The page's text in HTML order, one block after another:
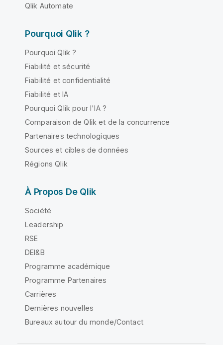
Qlik Automate
Pourquoi Qlik ?
Pourquoi Qlik ?
Fiabilité et sécurité
Fiabilité et confidentialité
Fiabilité et IA
Pourquoi Qlik pour l'IA ?
Comparaison de Qlik et de la concurrence
Partenaires technologiques
Sources et cibles de données
Régions Qlik
À Propos De Qlik
Société
Leadership
RSE
DEI&B
Programme académique
Programme Partenaires
Carrières
Dernières nouvelles
Bureaux autour du monde/Contact